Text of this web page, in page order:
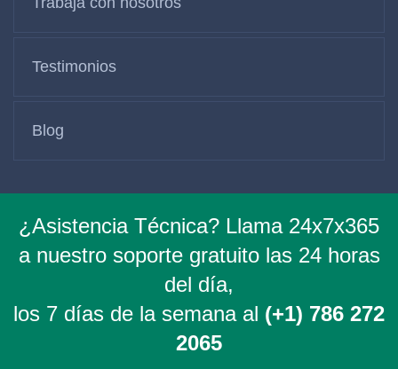
Testimonios
Blog
¿Asistencia Técnica? Llama 24x7x365
a nuestro soporte gratuito las 24 horas
del día,
los 7 días de la semana al (+1) 786 272
2065